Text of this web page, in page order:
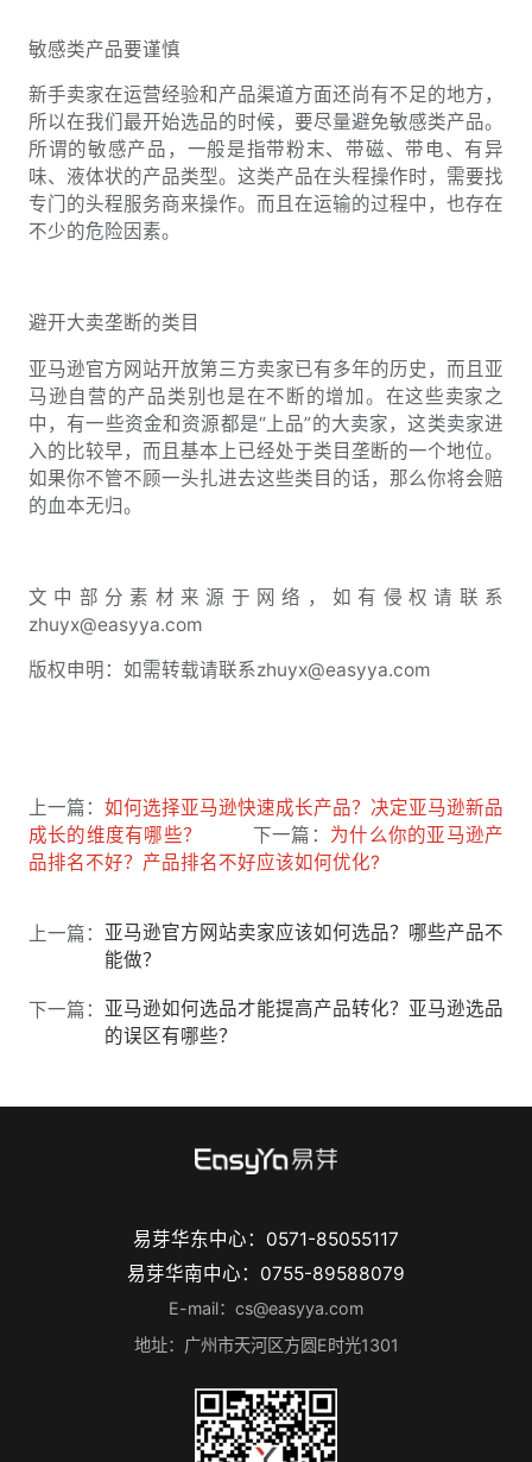
敏感类产品要谨慎
新手卖家在运营经验和产品渠道方面还尚有不足的地方，
所以在我们最开始选品的时候，要尽量避免敏感类产品。
所谓的敏感产品，一般是指带粉末、带磁、带电、有异
味、液体状的产品类型。这类产品在头程操作时，需要找
专门的头程服务商来操作。而且在运输的过程中，也存在
不少的危险因素。
避开大卖垄断的类目
亚马逊官方网站开放第三方卖家已有多年的历史，而且亚
马逊自营的产品类别也是在不断的增加。在这些卖家之
中，有一些资金和资源都是“上品”的大卖家，这类卖家进
入的比较早，而且基本上已经处于类目垄断的一个地位。
如果你不管不顾一头扎进去这些类目的话，那么你将会赔
的血本无归。
文中部分素材来源于网络，如有侵权请联系
zhuyx@easyya.com
版权申明：如需转载请联系zhuyx@easyya.com
上一篇： 如何选择亚马逊快速成长产品？决定亚马逊新品
成长的维度有哪些？
下一篇： 为什么你的亚马逊产
品排名不好？产品排名不好应该如何优化?
上一篇： 亚马逊官方网站卖家应该如何选品？哪些产品不
能做？
下一篇： 亚马逊如何选品才能提高产品转化？亚马逊选品
的误区有哪些？
易芽华东中心：0571-85055117
易芽华南中心：0755-89588079
E-mail：cs@easyya.com
地址：广州市天河区方圆E时光1301